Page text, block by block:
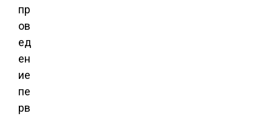
пр
ов
ед
ен
ие
пе
рв